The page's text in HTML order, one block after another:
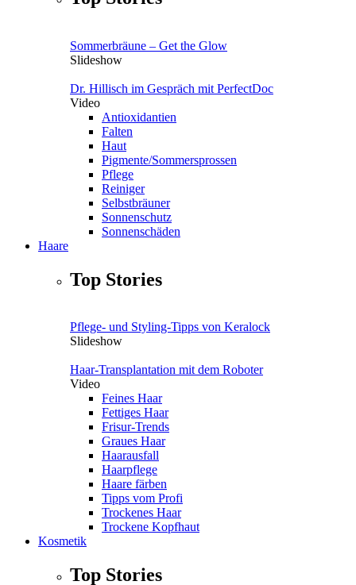
Sommerbräune – Get the Glow
Slideshow
Dr. Hillisch im Gespräch mit PerfectDoc
Video
Antioxidantien
Falten
Haut
Pigmente/Sommersprossen
Pflege
Reiniger
Selbstbräuner
Sonnenschutz
Sonnenschäden
Haare
Top Stories
Pflege- und Styling-Tipps von Keralock
Slideshow
Haar-Transplantation mit dem Roboter
Video
Feines Haar
Fettiges Haar
Frisur-Trends
Graues Haar
Haarausfall
Haarpflege
Haare färben
Tipps vom Profi
Trockenes Haar
Trockene Kopfhaut
Kosmetik
Top Stories